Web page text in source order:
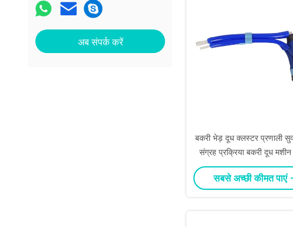
अब संपर्क करें
बकरी भेड़ दूध क्लस्टर प्रणाली
संग्रह प्रक्रिया बकरी दूध मशीन
लिए
सबसे अच्छी कीमत पाएं